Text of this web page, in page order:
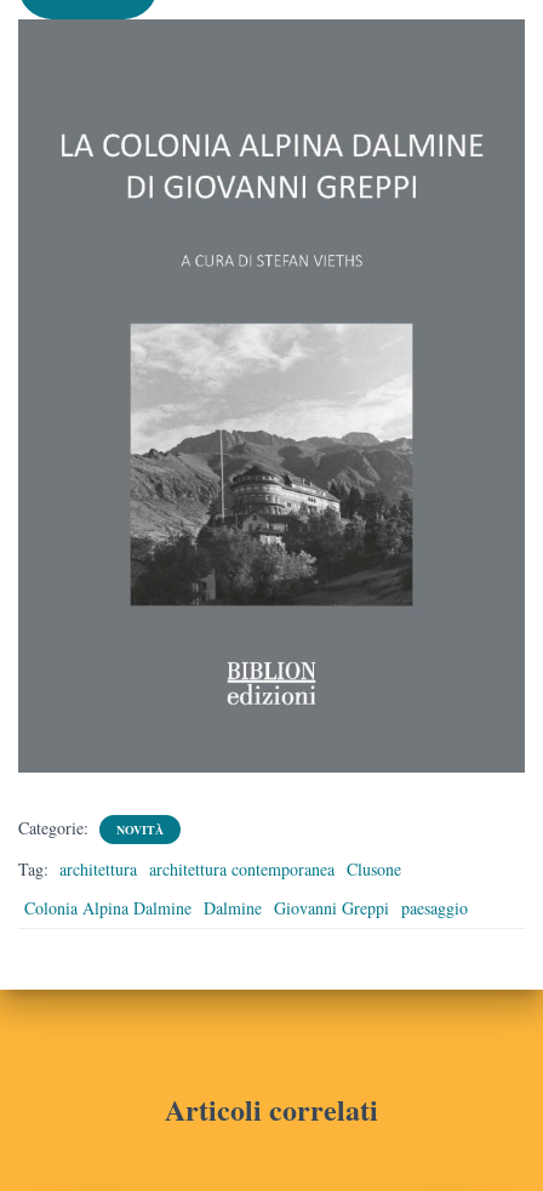
Categorie: NOVITÀ
Tag: architettura architettura contemporanea Clusone
Colonia Alpina Dalmine Dalmine Giovanni Greppi paesaggio
Articoli correlati